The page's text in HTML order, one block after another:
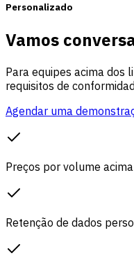
Personalizado
Vamos
Para equipes acima dos
requisitos de
Agendar uma
Preços por volume
Retenção de dados